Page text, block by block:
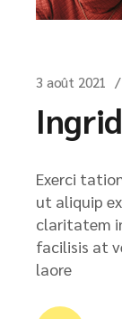
3 août 2021
Exerci
ut aliquip
claritatem
facilisis at
laore